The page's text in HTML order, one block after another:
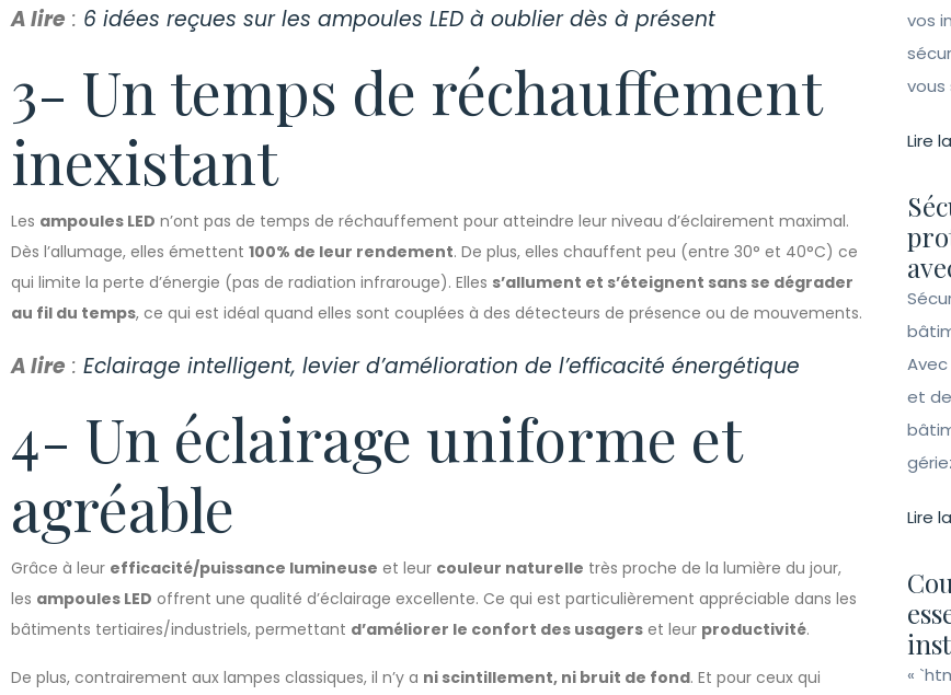
A lire : 6 idées reçues sur les ampoules LED à oublier dès à présent
3- Un temps de réchauffement
inexistant
Les ampoules LED n’ont pas de temps de réchauffement pour atteindre leur niveau d’éclairement maximal.
Dès l’allumage, elles émettent 100% de leur rendement. De plus, elles chauffent peu (entre 30° et 40°C) ce
qui limite la perte d’énergie (pas de radiation infrarouge). Elles s’allument et s’éteignent sans se dégrader
au fil du temps, ce qui est idéal quand elles sont couplées à des détecteurs de présence ou de mouvements.
A lire : Eclairage intelligent, levier d’amélioration de l’efficacité énergétique
4- Un éclairage uniforme et
agréable
Grâce à leur efficacité/puissance lumineuse et leur couleur naturelle très proche de la lumière du jour,
les ampoules LED offrent une qualité d’éclairage excellente. Ce qui est particulièrement appréciable dans les
bâtiments tertiaires/industriels, permettant d’améliorer le confort des usagers et leur productivité.
De plus, contrairement aux lampes classiques, il n’y a ni scintillement, ni bruit de fond. Et pour ceux qui
vos
vous
Lire
et
Lire
«